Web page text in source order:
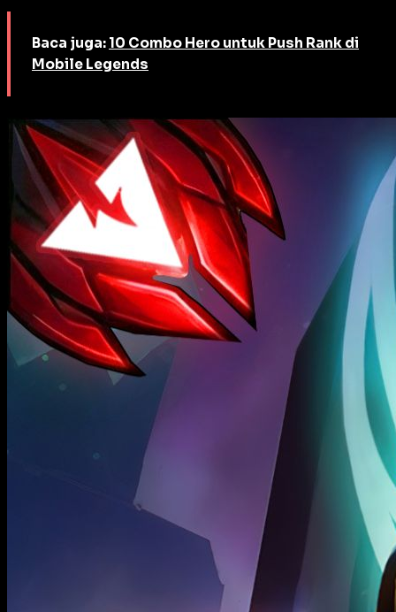
Baca juga: 10 Combo Hero untuk Push Rank di
Mobile Legends